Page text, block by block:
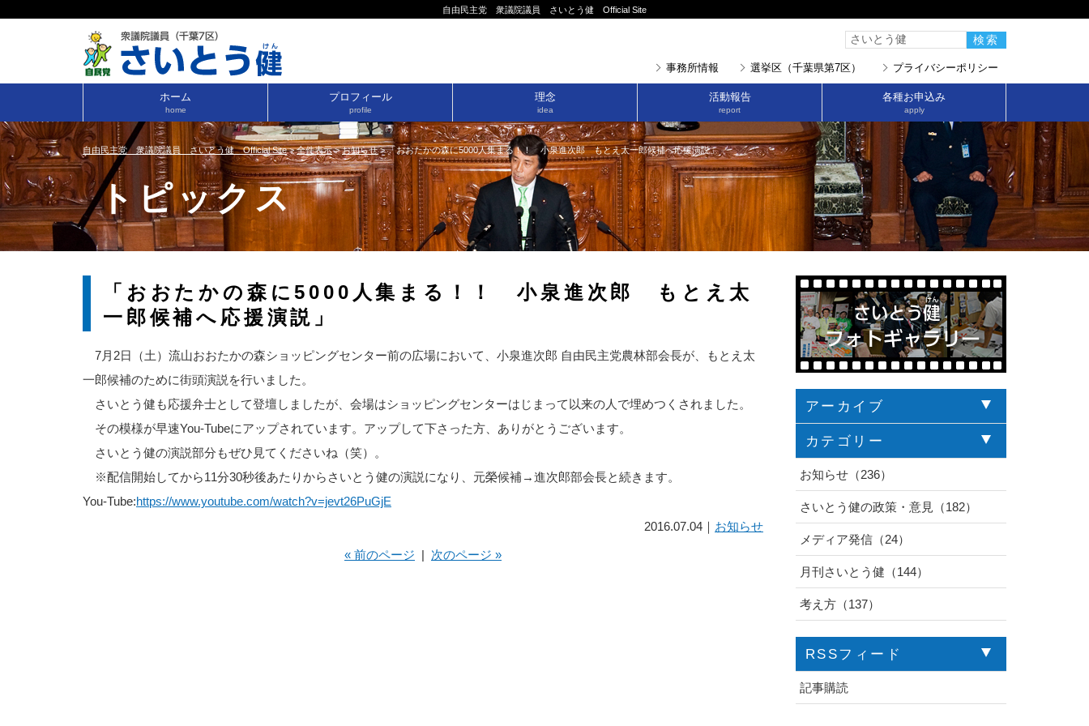
自由民主党 衆議院議員 さいとう健 Official Site
事務所情報 選挙区（千葉県第7区） プライバシーポリシー
ホーム
home
プロフィール
profile
理念
idea
活動報告
report
各種お申込み
apply
自由民主党 衆議院議員 さいとう健 Official Site>全件表示>お知らせ>「おおたかの森に5000人集まる！！ 小泉進次郎 もとえ太一郎候補へ応援演説」
トピックス
「おおたかの森に5000人集まる！！ 小泉進次郎 もとえ太
一郎候補へ応援演説」
7月2日（土）流山おおたかの森ショッピングセンター前の広場において、小泉進次郎 自由民主党農林部会長が、もとえ太
一郎候補のために街頭演説を行いました。
さいとう健も応援弁士として登壇しましたが、会場はショッピングセンターはじまって以来の人で埋めつくされました。
その模様が早速You-Tubeにアップされています。アップして下さった方、ありがとうございます。
さいとう健の演説部分もぜひ見てくださいね（笑）。
※配信開始してから11分30秒後あたりからさいとう健の演説になり、元榮候補→進次郎部会長と続きます。
You-Tube:https://www.youtube.com/watch?v=jevt26PuGjE
2016.07.04｜ お知らせ
« 前のページ | 次のページ »
アーカイブ
カテゴリー
お知らせ（236）
さいとう健の政策・意見（182）
メディア発信（24）
月刊さいとう健（144）
考え方（137）
RSSフィード
記事購読